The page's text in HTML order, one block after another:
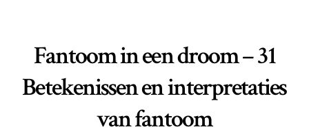
Fantoom in een droom – 31
Betekenissen en interpretaties
van fantoom